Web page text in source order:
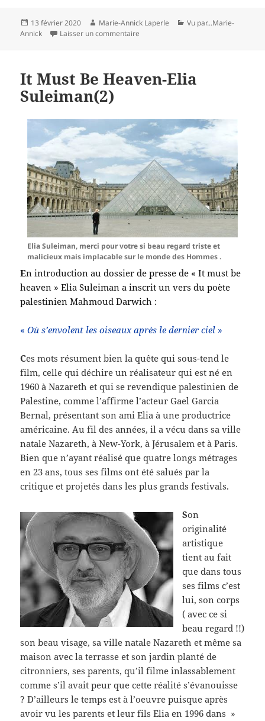
Publié
le
13 février 2020 Auteur
Marie-Annick Laperle Catégories
Vu par...Marie-
Annick
Laisser un commentaire
It Must Be Heaven-Elia
Suleiman(2)
Elia Suleiman, merci pour votre si beau regard triste et
malicieux mais implacable sur le monde des Hommes .
En introduction au dossier de presse de « It must be
heaven » Elia Suleiman a inscrit un vers du poète
palestinien Mahmoud Darwich :
«Où s’envolent les oiseaux après le dernier ciel »
Ces mots résument bien la quête qui sous-tend le
film, celle qui déchire un réalisateur qui est né en
1960 à Nazareth et qui se revendique palestinien de
Palestine, comme l’affirme l’acteur Gael Garcia
Bernal, présentant son ami Elia à une productrice
américaine. Au fil des années, il a vécu dans sa ville
natale Nazareth, à New-York, à Jérusalem et à Paris.
Bien que n’ayant réalisé que quatre longs métrages
en 23 ans, tous ses films ont été salués par la
critique et projetés dans les plus grands festivals.
Son
originalité
artistique
tient au fait
que dans tous
ses films c’est
lui, son corps
( avec ce si
beau regard !!)
son beau visage, sa ville natale Nazareth et même sa
maison avec la terrasse et son jardin planté de
citronniers, ses parents, qu’il filme inlassablement
comme s’il avait peur que cette réalité s’évanouisse
? D’ailleurs le temps est à l’oeuvre puisque après
avoir vu les parents et leur fils Elia en 1996 dans »